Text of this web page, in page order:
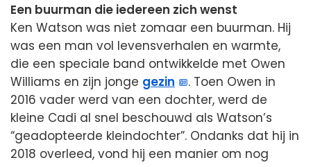
Een buurman die iedereen zich wenst
Ken Watson was niet zomaar een buurman. Hij
was een man vol levensverhalen en warmte,
die een speciale band ontwikkelde met Owen
Williams en zijn jonge gezin
. Toen Owen in
2016 vader werd van een dochter, werd de
kleine Cadi al snel beschouwd als Watson’s
“geadopteerde kleindochter”. Ondanks dat hij in
2018 overleed, vond hij een manier om nog